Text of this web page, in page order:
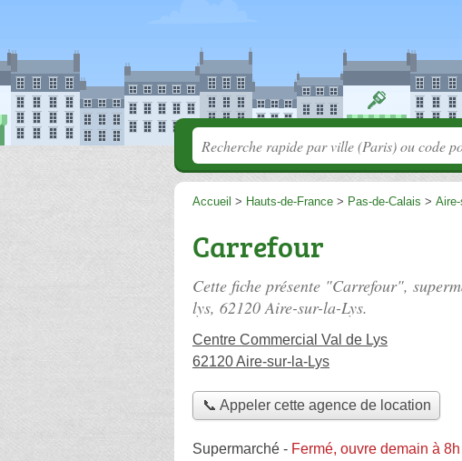
Accueil > Hauts-de-France > Pas-de-Calais >
Carrefour
Cette fiche présente "Carrefour",
lys, 62120 Aire-sur-la-Lys.
Centre Commercial Val de Lys
62120 Aire-sur-la-Lys
📞 Appeler cette agence de location
Supermarché - Fermé, ouvre demain à 8h